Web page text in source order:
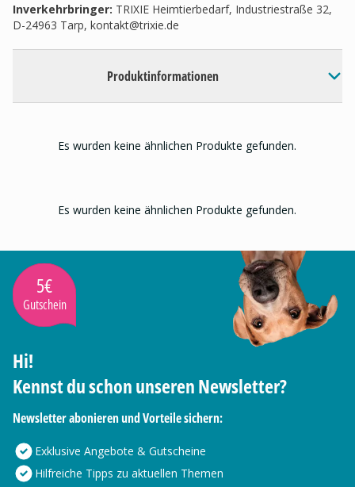
Inverkehrbringer: TRIXIE Heimtierbedarf, Industriestraße 32,
D-24963 Tarp, kontakt@trixie.de
Produktinformationen
Es wurden keine ähnlichen Produkte gefunden.
Es wurden keine ähnlichen Produkte gefunden.
5€
Gutschein
Hi!
Kennst du schon unseren Newsletter?
Newsletter abonieren und Vorteile sichern:
Exklusive Angebote & Gutscheine
Hilfreiche Tipps zu aktuellen Themen